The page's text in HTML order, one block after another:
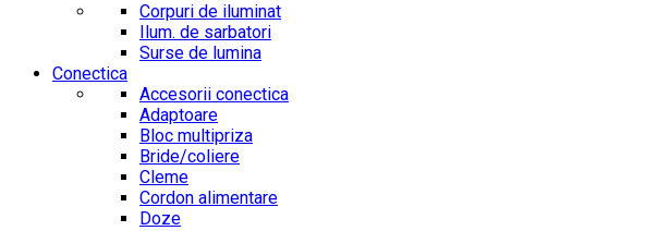
Corpuri de iluminat
Ilum. de sarbatori
Surse de lumina
Conectica
Accesorii conectica
Adaptoare
Bloc multipriza
Bride/coliere
Cleme
Cordon alimentare
Doze